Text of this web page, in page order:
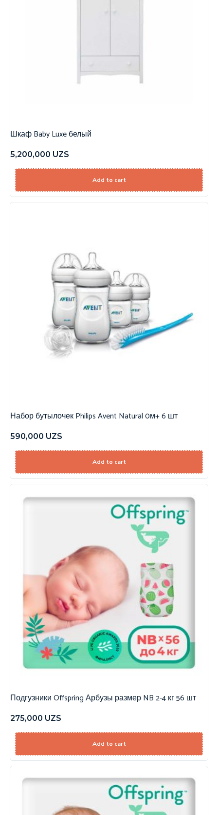
Шкаф Baby Luxe белый
5,200,000 UZS
Add to cart
Набор бутылочек Philips Avent Natural 0м+ 6 шт
590,000 UZS
Add to cart
Подгузники Offspring Арбузы размер NB 2-4 кг 56 шт
275,000 UZS
Add to cart